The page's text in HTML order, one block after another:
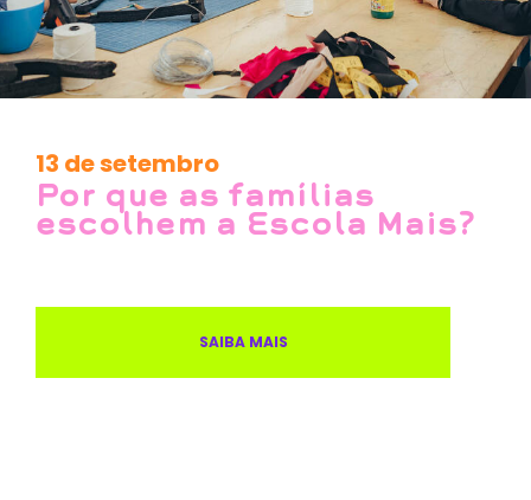
13 de setembro
Por que as famílias
escolhem a Escola Mais?
SAIBA MAIS